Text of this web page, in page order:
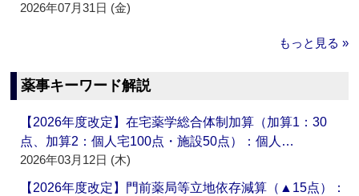
2026年07月31日 (金)
もっと見る »
薬事キーワード解説
【2026年度改定】在宅薬学総合体制加算（加算1：30
点、加算2：個人宅100点・施設50点）：個人…
2026年03月12日 (木)
【2026年度改定】門前薬局等立地依存減算（▲15点）：